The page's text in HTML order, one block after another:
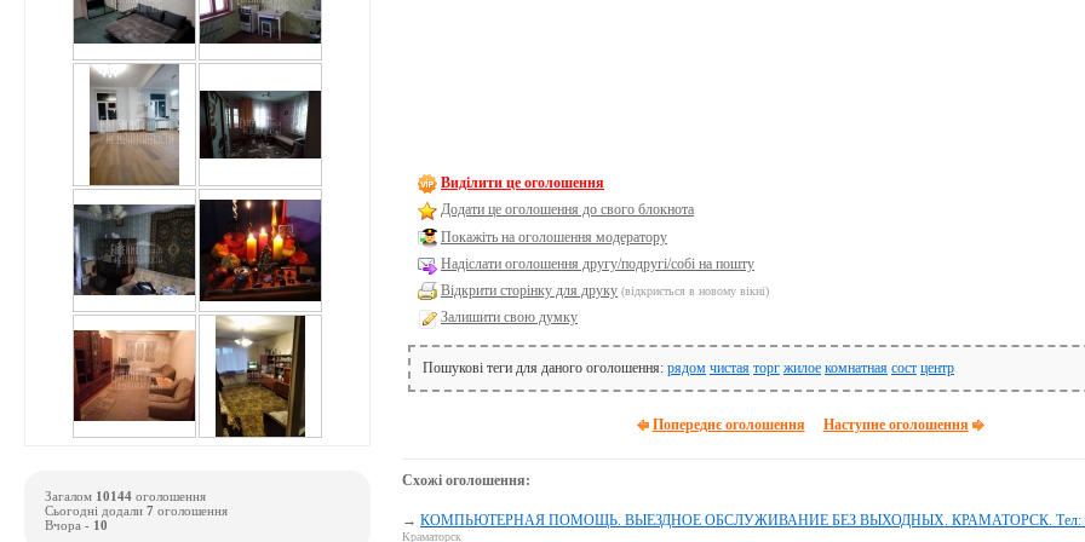
Виділити це оголошення
Додати це оголошення до свого блокнота
Покажіть на оголошення модератору
Надіслати оголошення другу/подругі/собі на пошту
Відкрити сторінку для друку (відкриється в новому вікні)
Залишити свою думку
Пошукові теги для даного оголошення: рядом чистая торг жилое комнатная сост центр
Попереднє оголошення Наступне оголошення
Схожі оголошення:
→ КОМПЬЮТЕРНАЯ ПОМОЩЬ. ВЫЕЗДНОЕ ОБСЛУЖИВАНИЕ БЕЗ ВЫХОДНЫХ. КРАМАТОРСК. Тел:
Краматорск
Загалом 10144 оголошення
Сьогодні додали 7 оголошення
Вчора - 10